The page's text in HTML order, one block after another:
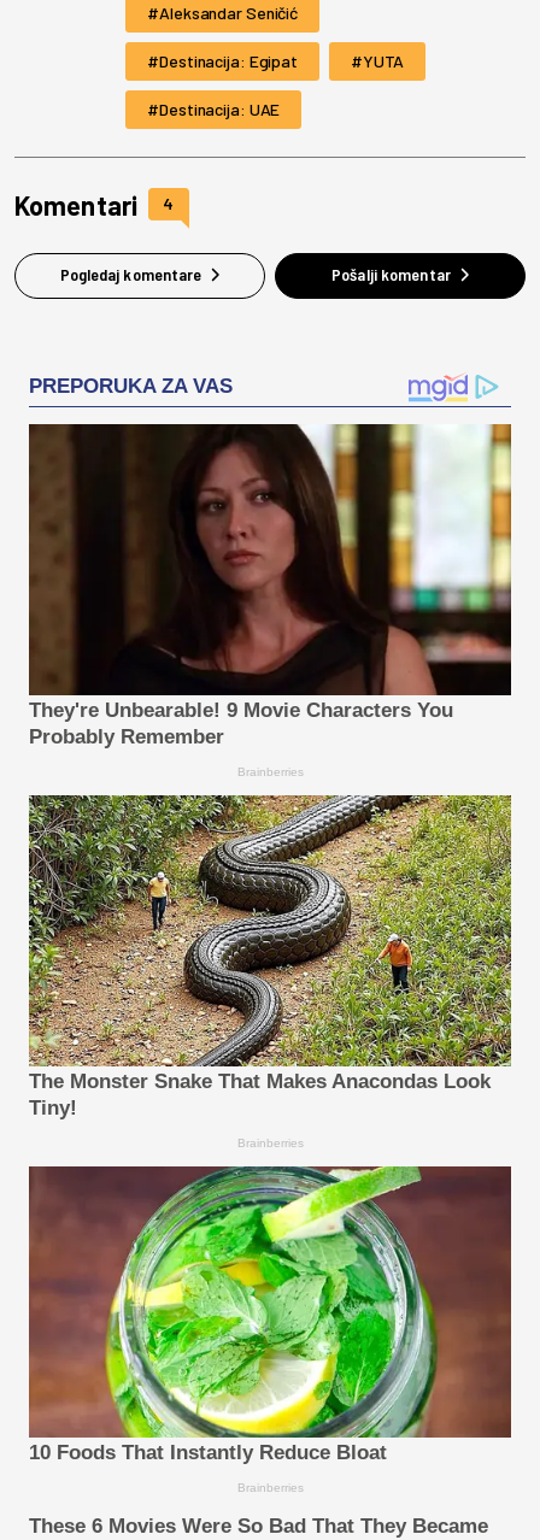
Aleksandar Seničić
Destinacija: Egipat YUTA
Destinacija: UAE
Komentari 4
Pogledaj komentare Pošalji komentar
PREPORUKA ZA VAS
They're Unbearable! 9 Movie Characters You
Probably Remember
Brainberries
The Monster Snake That Makes Anacondas Look
Tiny!
Brainberries
10 Foods That Instantly Reduce Bloat
Brainberries
These 6 Movies Were So Bad That They Became